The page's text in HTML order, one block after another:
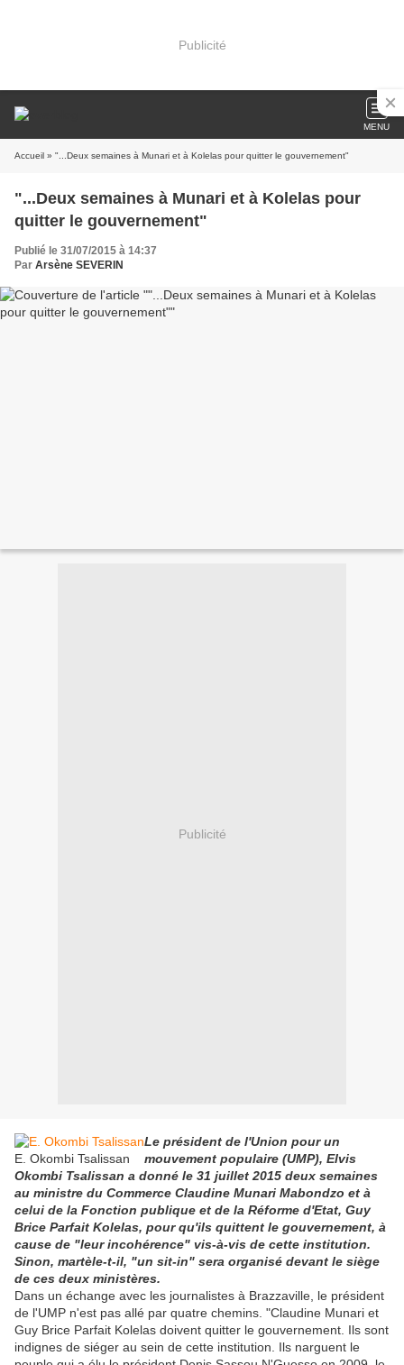
Publicité
MENU
Accueil » "...Deux semaines à Munari et à Kolelas pour quitter le gouvernement"
"...Deux semaines à Munari et à Kolelas pour
quitter le gouvernement"
Publié le 31/07/2015 à 14:37
Par Arsène SEVERIN
Publicité
E. Okombi Tsalissan
Le président de l'Union pour un
mouvement populaire (UMP), Elvis
Okombi Tsalissan a donné le 31 juillet 2015 deux semaines
au ministre du Commerce Claudine Munari Mabondzo et à
celui de la Fonction publique et de la Réforme d'Etat, Guy
Brice Parfait Kolelas, pour qu'ils quittent le gouvernement, à
cause de "leur incohérence" vis-à-vis de cette institution.
Sinon, martèle-t-il, "un sit-in" sera organisé devant le siège
de ces deux ministères.
Dans un échange avec les journalistes à Brazzaville, le président
de l'UMP n'est pas allé par quatre chemins. "Claudine Munari et
Guy Brice Parfait Kolelas doivent quitter le gouvernement. Ils sont
indignes de siéger au sein de cette institution. Ils narguent le